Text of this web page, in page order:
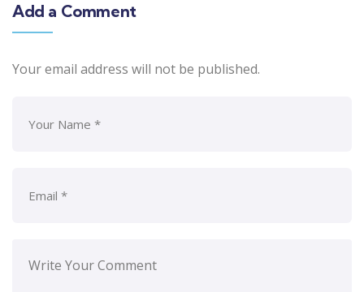
Add a Comment
Your email address will not be published.